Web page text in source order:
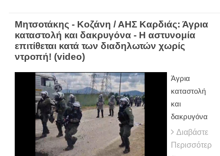
Μητσοτάκης - Κοζάνη / ΑΗΣ Καρδιάς: Άγρια
καταστολή και δακρυγόνα - Η αστυνομία
επιτίθεται κατά των διαδηλωτών χωρίς
ντροπή! (video)
Άγρια
καταστολή
και
δακρυγόνα
Διαβάστε
Περισσότερ